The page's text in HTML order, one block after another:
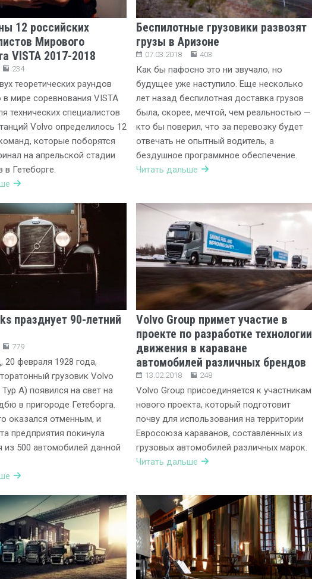
12 российских
Мирового
VISTA 2017-2018
234
теоретических раундов
в мире соревнования VISTA
технических специалистов
Volvo определилось 12
которые поборятся
на апрельской стадии
в Гетеборге.
Беспилотные грузовики развозят
грузы в Аризоне
07.03.2018 403
Как бы пафосно это ни звучало, но
будущее уже наступило. Еще несколько
лет назад беспилотная доставка грузов
была, скорее, мечтой, чем реальностью —
кто бы поверил, что за перевозку будет
отвечать не опытный водитель, а
бездушное программное обеспечение.
Читать дальше
празднует 90-летний
779
20 февраля 1928 года,
грузовик Volvo
A) появился на свет на
в пригороде Гетеборга.
оказался отменным, и
предприятия покинула
из 500 автомобилей данной
Volvo Group примет участие в
проекте по разработке технологии
движения в караване
автомобилей различных брендов
13.02.2018 248
Volvo Group присоединяется к участникам
нового проекта, который подготовит
почву для использования на территории
Евросоюза караванов, составленных из
грузовых автомобилей различных марок.
Читать дальше